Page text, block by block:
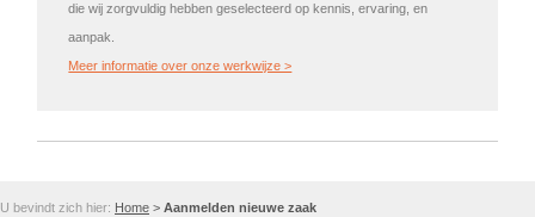
die wij zorgvuldig hebben geselecteerd op kennis, ervaring, en
aanpak.
Meer informatie over onze werkwijze >
U bevindt zich hier: Home > Aanmelden nieuwe zaak